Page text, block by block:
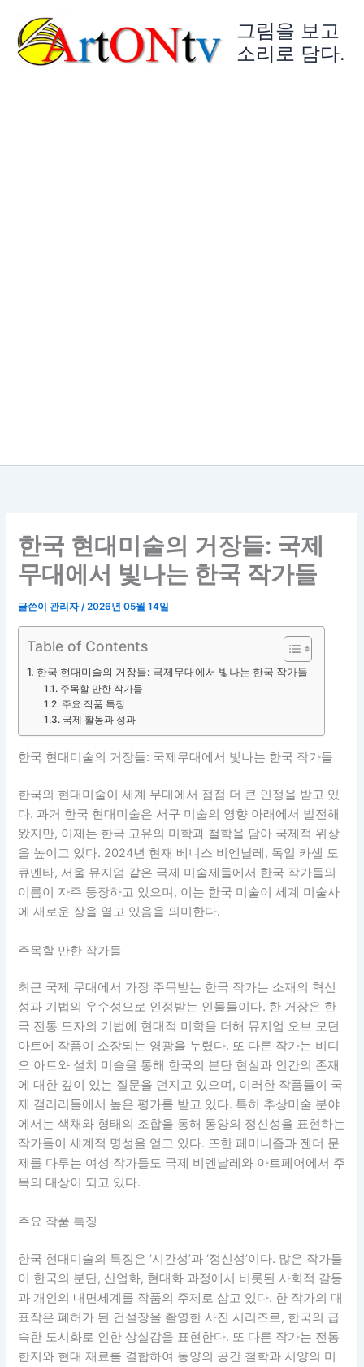
그림을 보고
소리로 담다.
한국 현대미술의 거장들: 국제
무대에서 빛나는 한국 작가들
글쓴이관리자/2026년 05월 14일
Table of Contents
한국 현대미술의 거장들: 국제무대에서 빛나는 한국 작가들
주목할 만한 작가들
주요 작품 특징
국제 활동과 성과
한국 현대미술의 거장들: 국제무대에서 빛나는 한국 작가들
한국의 현대미술이 세계 무대에서 점점 더 큰 인정을 받고 있
다. 과거 한국 현대미술은 서구 미술의 영향 아래에서 발전해
왔지만, 이제는 한국 고유의 미학과 철학을 담아 국제적 위상
을 높이고 있다. 2024년 현재 베니스 비엔날레, 독일 카셀 도
큐멘타, 서울 뮤지엄 같은 국제 미술제들에서 한국 작가들의
이름이 자주 등장하고 있으며, 이는 한국 미술이 세계 미술사
에 새로운 장을 열고 있음을 의미한다.
주목할 만한 작가들
최근 국제 무대에서 가장 주목받는 한국 작가는 소재의 혁신
성과 기법의 우수성으로 인정받는 인물들이다. 한 거장은 한
국 전통 도자의 기법에 현대적 미학을 더해 뮤지엄 오브 모던
아트에 작품이 소장되는 영광을 누렸다. 또 다른 작가는 비디
오 아트와 설치 미술을 통해 한국의 분단 현실과 인간의 존재
에 대한 깊이 있는 질문을 던지고 있으며, 이러한 작품들이 국
제 갤러리들에서 높은 평가를 받고 있다. 특히 추상미술 분야
에서는 색채와 형태의 조합을 통해 동양의 정신성을 표현하는
작가들이 세계적 명성을 얻고 있다. 또한 페미니즘과 젠더 문
제를 다루는 여성 작가들도 국제 비엔날레와 아트페어에서 주
목의 대상이 되고 있다.
주요 작품 특징
한국 현대미술의 특징은 ‘시간성’과 ‘정신성’이다. 많은 작가들
이 한국의 분단, 산업화, 현대화 과정에서 비롯된 사회적 갈등
과 개인의 내면세계를 작품의 주제로 삼고 있다. 한 작가의 대
표작은 폐허가 된 건설장을 촬영한 사진 시리즈로, 한국의 급
속한 도시화로 인한 상실감을 표현한다. 또 다른 작가는 전통
한지와 현대 재료를 결합하여 동양의 공간 철학과 서양의 미